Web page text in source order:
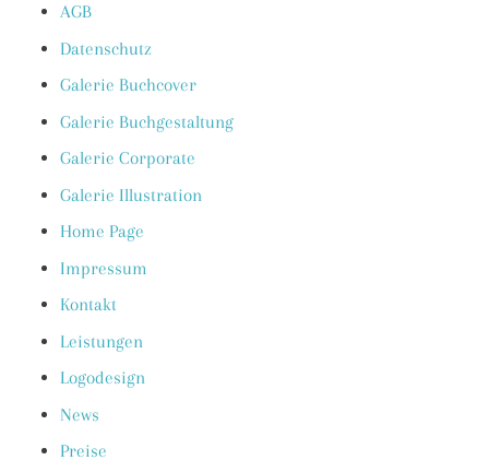
AGB
Datenschutz
Galerie Buchcover
Galerie Buchgestaltung
Galerie Corporate
Galerie Illustration
Home Page
Impressum
Kontakt
Leistungen
Logodesign
News
Preise